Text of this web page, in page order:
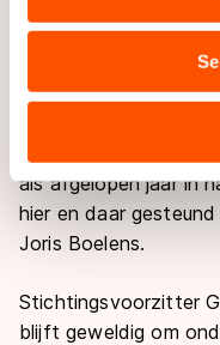
combineren met
verstrekt of die zij
Sommige partners
landen buiten de EU,
adequaat
Door op ‘Toestaan’ te
overdracht. Meer
zien we een bekend
van den Berg (oud
deze rol over van
bijgestaan door Leon
als afgelopen jaar in
hier en daar
Joris Boelens.
Stichtingsvoorzitter
blijft geweldig om